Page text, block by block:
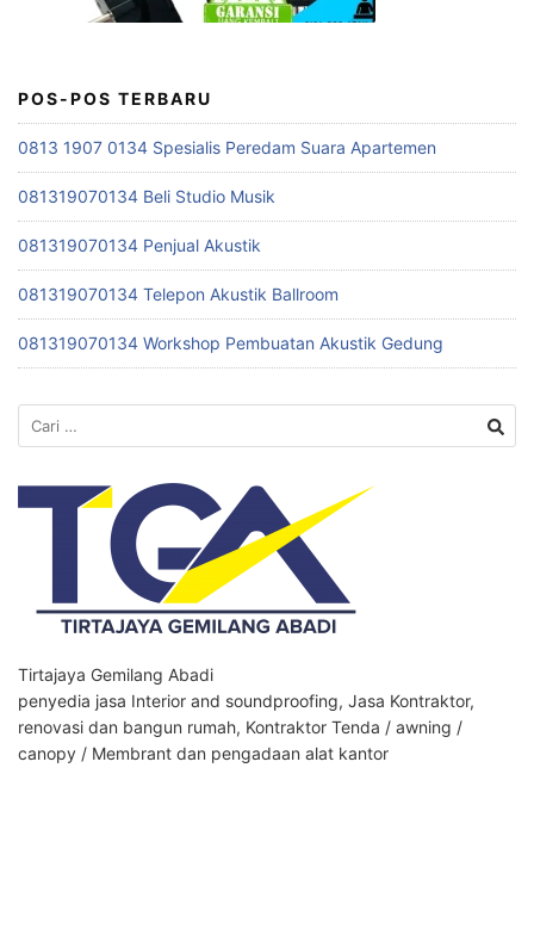
POS-POS TERBARU
0813 1907 0134 Spesialis Peredam Suara Apartemen
081319070134 Beli Studio Musik
081319070134 Penjual Akustik
081319070134 Telepon Akustik Ballroom
081319070134 Workshop Pembuatan Akustik Gedung
Cari
untuk:
Tirtajaya Gemilang Abadi
penyedia jasa Interior and soundproofing, Jasa Kontraktor,
renovasi dan bangun rumah, Kontraktor Tenda / awning /
canopy / Membrant dan pengadaan alat kantor